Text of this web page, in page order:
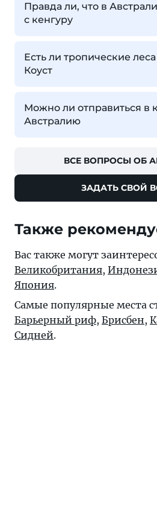
Правда ли, что в
с кенгуру
Есть ли тропические
Коуст
Можно ли отправиться в
Австралию
ВСЕ ВОПРОСЫ ОБ
ЗАДАТЬ СВОЙ
Также
Вас также могут
Великобритания,
Япония.
Самые популярные места
Барьерный риф, Брисбен,
Сидней.